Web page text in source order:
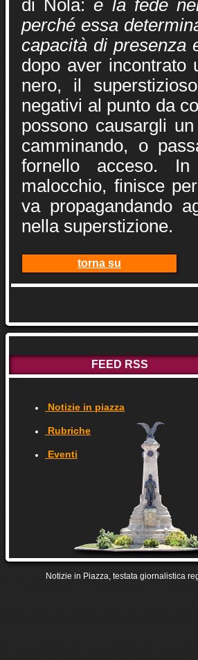
di Nola: è la fede
perché essa
capacità di presenza
dopo aver incontrato
nero, il
negativi al punto da
possono causargli
camminando, o
fornello acceso.
malocchio, finisce
va propagandando
nella superstizione.
torna su
FEED RSS
Notizie in piazza
Rubriche
Eventi
Notizie in Piazza, testata giornalistica